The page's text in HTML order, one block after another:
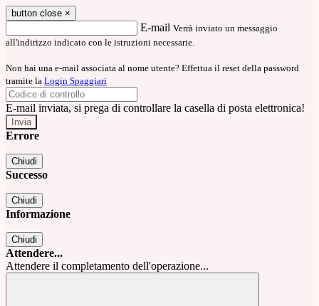
button close ×
E-mail Verrà inviato un messaggio
all'indirizzo indicato con le istruzioni necessarie.
Non hai una e-mail associata al nome utente? Effettua il reset della password
tramite la Login Spaggiari
E-mail inviata, si prega di controllare la casella di posta elettronica!
Errore
Chiudi
Successo
Chiudi
Informazione
Chiudi
Attendere...
Attendere il completamento dell'operazione...